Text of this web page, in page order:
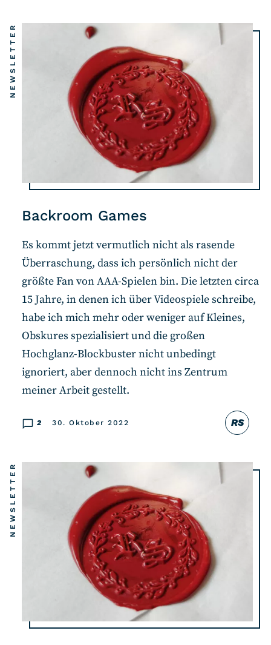
Backroom Games
NEWSLETTER
RS
2 30. Oktober 2022
Es kommt jetzt vermutlich nicht als rasende
Überraschung, dass ich persönlich nicht der
größte Fan von AAA-Spielen bin. Die letzten circa
15 Jahre, in denen ich über Videospiele schreibe,
habe ich mich mehr oder weniger auf Kleines,
Obskures spezialisiert und die großen
Hochglanz-Blockbuster nicht unbedingt
ignoriert, aber dennoch nicht ins Zentrum
meiner Arbeit gestellt.
NEWSLETTER